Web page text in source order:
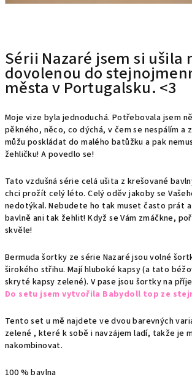
Sérii Nazaré jsem si ušila
dovolenou do
města v Portugalsku. <3
Moje vize byla jednoduchá. Potřebovala jsem
pěkného, něco, co dýchá, v čem se nespálím a
můžu poskládat do malého batůžku a pak
žehličku! A povedlo se!
Tato vzdušná série celá ušita z krešované
chci prožít celý léto. Celý oděv jakoby se
nedotýkal. Nebudete ho tak muset často prát
bavlně ani tak žehlit!Když se Vám zmáčkne,
skvěle!
Bermuda šortky ze série Nazaré jsou volné
širokého střihu. Mají hluboké kapsy (a tato
skryté kapsy zelené). V pase jsou šortky na
Do setu jsem vytvořila Babydoll top ze
Tento set u mě najdete ve dvou barevných
zelené , které k sobě i navzájem ladí, takže je
nakombinovat.
100 % bavlna